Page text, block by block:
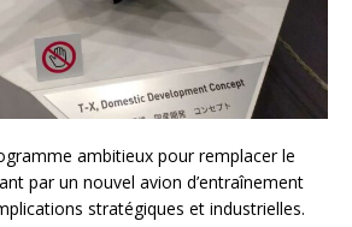
ambitieux pour remplacer le
par un nouvel avion d’entraînement
stratégiques et industrielles.